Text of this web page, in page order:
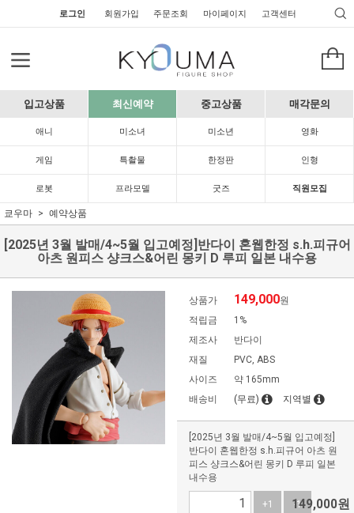
로그인 회원가입 주문조회 마이페이지 고객센터
입고상품 최신예약 중고상품 매각문의
애니 미소녀 미소년 영화
게임 특촬물 한정판 인형
로봇 프라모델 굿즈 직원모집
쿄우마 예약상품
[2025년 3월 발매/4~5월 입고예정]반다이 혼웹한정 s.h.피규어
아츠 원피스 샹크스&어린 몽키 D 루피 일본 내수용
상품가 149,000원
적립금
1%
제조사
반다이
재질
PVC, ABS
사이즈
약 165mm
배송비
(무료) 지역별
[2025년 3월 발매/4~5월 입고예정]
반다이 혼웹한정 s.h.피규어 아츠 원
피스 샹크스&어린 몽키 D 루피 일본
내수용
+1 -1
149,000원